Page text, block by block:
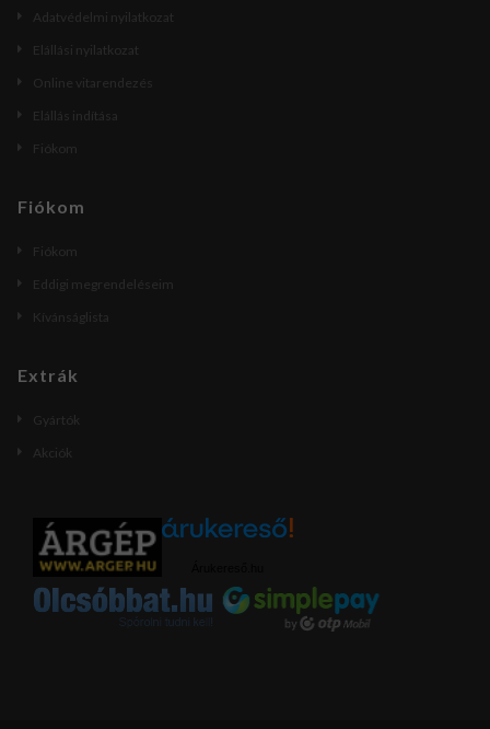
Adatvédelmi nyilatkozat
Elállási nyilatkozat
Online vitarendezés
Elállás indítása
Fiókom
Fiókom
Fiókom
Eddigi megrendeléseim
Kívánságlista
Extrák
Gyártók
Akciók